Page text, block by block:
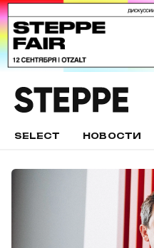
SELECT НОВОСТИ